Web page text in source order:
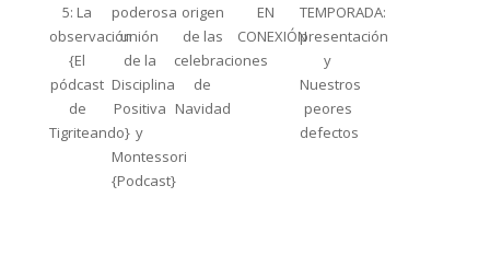
5: La
observación
{El
pódcast
de
Tigriteando}
poderosa
unión
de la
Disciplina
Positiva
y
Montessori
{Podcast}
origen
de las
celebraciones
de
Navidad
EN
CONEXIÓN
TEMPORADA:
presentación
y
Nuestros
peores
defectos